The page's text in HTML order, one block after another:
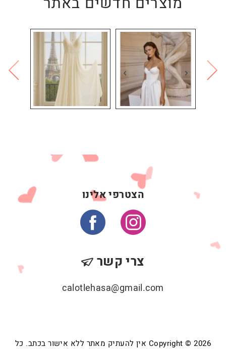
הצטרפי אלינו
צרי קשר
calotlehasa@gmail.com
Copyright © 2026 אין להעתיק מאתר ללא אישור בכתב. כל